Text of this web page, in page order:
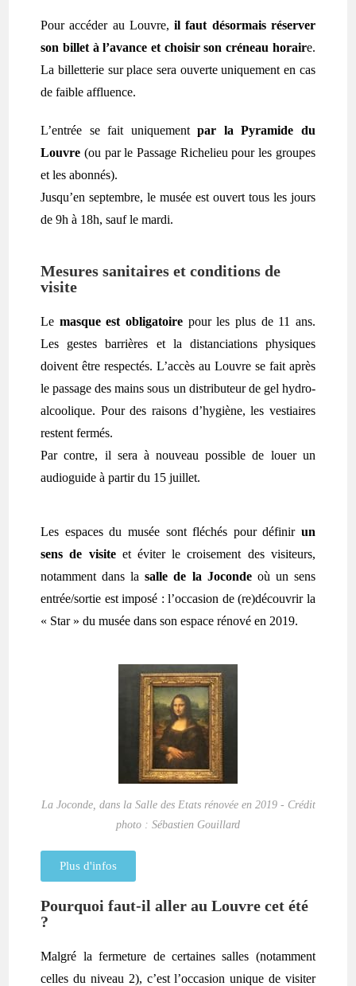
Pour accéder au Louvre,il faut désormais réserver
son billet à l’avance et choisir son créneau horaire.
La billetterie sur place sera ouverte uniquement en cas
de faible affluence.
L’entrée se fait uniquementpar la Pyramide du
Louvre (ou par le Passage Richelieu pour les groupes
et les abonnés).
Jusqu’en septembre, le musée est ouvert tous les jours
de 9h à 18h, sauf le mardi.
Mesures sanitaires et conditions de
visite
Le masque est obligatoire pour les plus de 11 ans.
Les gestes barrières et la distanciations physiques
doivent être respectés. L’accès au Louvre se fait après
le passage des mains sous un distributeur de gel hydro-
alcoolique. Pour des raisons d’hygiène, les vestiaires
restent fermés.
Par contre, il sera à nouveau possible de louer un
audioguide à partir du 15 juillet.
Les espaces du musée sont fléchés pour définir un
sens de visiteet éviter le croisement des visiteurs,
notamment dans lasalle de la Jocondeoù un sens
entrée/sortie est imposé : l’occasion de (re)découvrir la
« Star » du musée dans son espace rénové en 2019.
La Joconde, dans la Salle des Etats rénovée en 2019 - Crédit
photo : Sébastien Gouillard
Plus d'infos
Pourquoi faut-il aller au Louvre cet été
?
Malgré la fermeture de certaines salles (notamment
celles du niveau 2), c’est l’occasion unique de visiter